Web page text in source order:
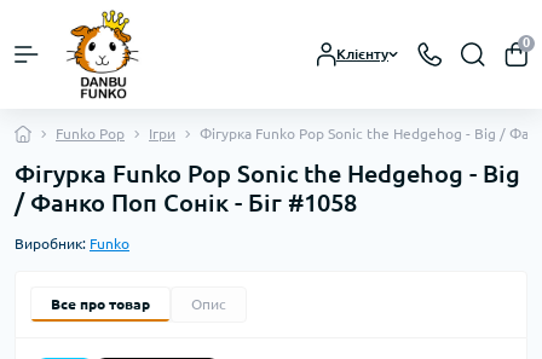
Клієнту
0
Funko Pop Ігри Фігурка Funko Pop Sonic the Hedgehog - Big /
Фігурка Funko Pop Sonic the Hedgehog - Big
/ Фанко Поп Сонік - Біг #1058
Виробник: Funko
Все про товар Опис